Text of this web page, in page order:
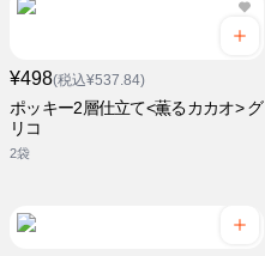
¥498(税込¥537.84)
ポッキー2層仕立て<薫るカカオ> グ
リコ
2袋